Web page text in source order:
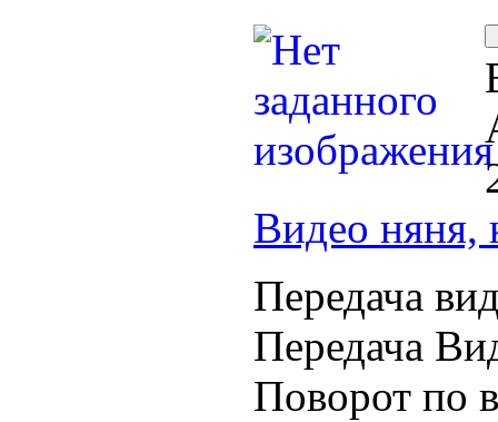
Видео няня,
Передача
Передача
Поворот по